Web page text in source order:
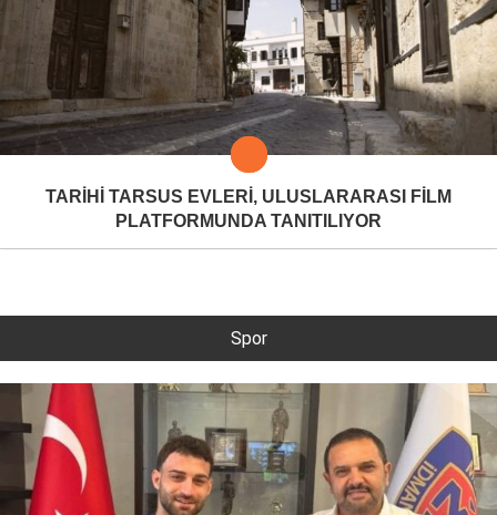
TARİHİ TARSUS EVLERİ, ULUSLARARASI FİLM
PLATFORMUNDA TANITILIYOR
Spor